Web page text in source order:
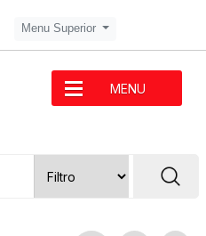
Menu Superior
MENU